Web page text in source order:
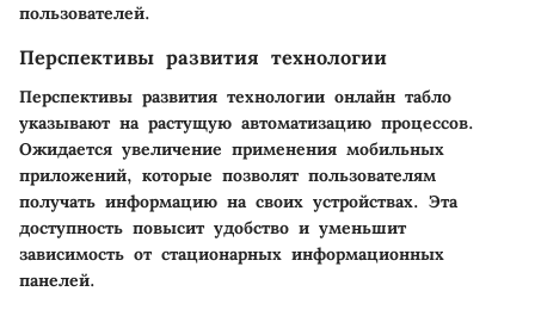
пользователей.
Перспективы развития технологии
Перспективы развития технологии онлайн табло
указывают на растущую автоматизацию процессов.
Ожидается увеличение применения мобильных
приложений, которые позволят пользователям
получать информацию на своих устройствах. Эта
доступность повысит удобство и уменьшит
зависимость от стационарных информационных
панелей.